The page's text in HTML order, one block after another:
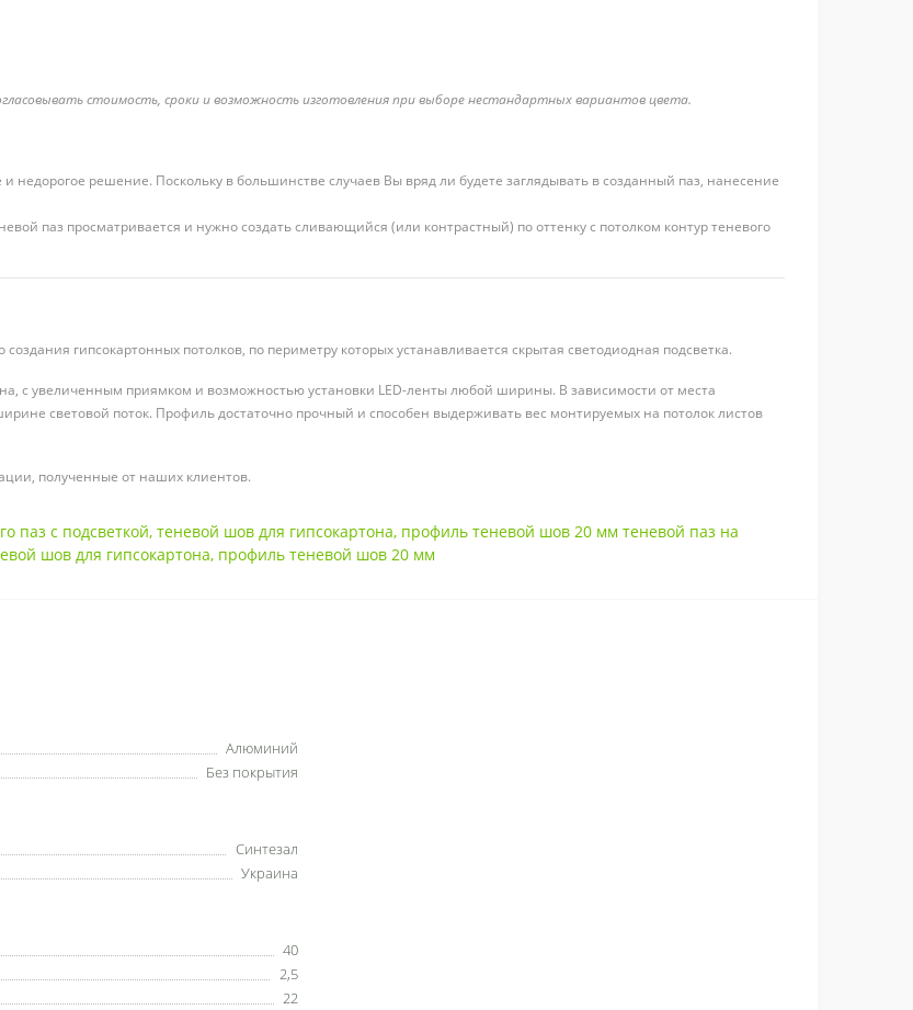
стоимость, сроки и возможность изготовления при выборе нестандартных вариантов цвета.
решение. Поскольку в большинстве случаев Вы вряд ли будете заглядывать в созданный паз, нанесение
паз просматривается и нужно создать сливающийся (или контрастный) по оттенку с потолком контур теневого
гипсокартонных потолков, по периметру которых устанавливается скрытая светодиодная подсветка.
с увеличенным приямком и возможностью установки LED-ленты любой ширины. В зависимости от места
световой поток. Профиль достаточно прочный и способен выдерживать вес монтируемых на потолок листов
полученные от наших клиентов.
паз с подсветкой, теневой шов для гипсокартона, профиль теневой шов 20 мм теневой паз на
шов для гипсокартона, профиль теневой шов 20 мм
Алюминий
Без покрытия
Синтезал
Украина
40
2,5
22